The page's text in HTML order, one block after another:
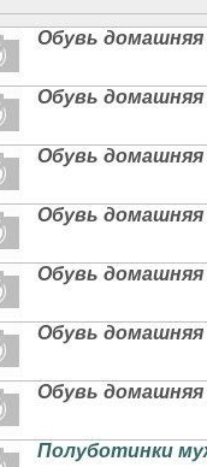
Обувь домашняя
Обувь домашняя
Обувь домашняя
Обувь домашняя
Обувь домашняя
Обувь домашняя
Обувь домашняя
Полуботинки